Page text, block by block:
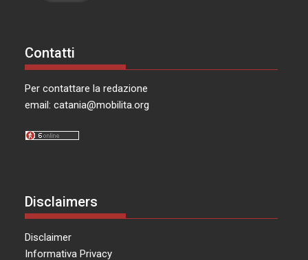
Contatti
Per contattare la redazione
email:catania@mobilita.org
Disclaimers
Disclaimer
Informativa Privacy